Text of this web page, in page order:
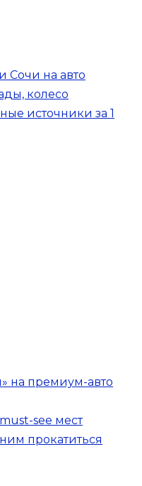
Сочи на авто
колесо
источники за 1
на премиум-авто
see мест
прокатиться